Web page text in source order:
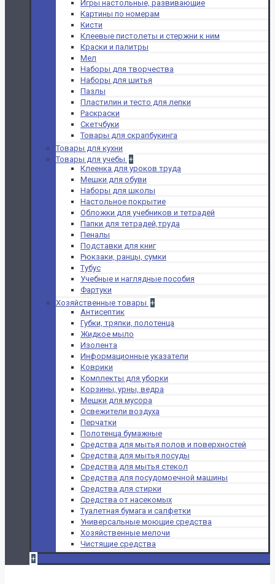
Игры настольные, развивающие
Картины по номерам
Кисти
Клеевые пистолеты и стержни к ним
Краски и палитры
Мел
Наборы для творчества
Наборы для шитья
Пазлы
Пластилин и тесто для лепки
Раскраски
Скетчбуки
Товары для скрапбукинга
Товары для кухни
Товары для учебы +
Клеенка для уроков труда
Мешки для обуви
Наборы для школы
Настольное покрытие
Обложки для учебников и тетрадей
Папки для тетрадей,труда
Пеналы
Подставки для книг
Рюкзаки, ранцы, сумки
Тубус
Учебные и наглядные пособия
Фартуки
Хозяйственные товары +
Антисептик
Губки, тряпки, полотенца
Жидкое мыло
Изолента
Информационные указатели
Коврики
Комплекты для уборки
Корзины, урны, ведра
Мешки для мусора
Освежители воздуха
Перчатки
Полотенца бумажные
Средства для мытья полов и поверхностей
Средства для мытья посуды
Средства для мытья стекол
Средства для посудомоечной машины
Средства для стирки
Средства от насекомых
Туалетная бумага и салфетки
Универсальные моющие средства
Хозяйственные мелочи
Чистящие средства
+